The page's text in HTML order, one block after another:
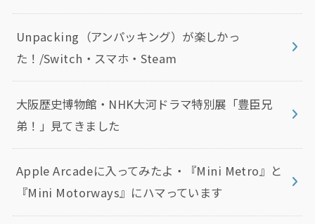
Unpacking（アンパッキング）が楽しかっ
た！/Switch・スマホ・Steam
大阪歴史博物館・NHK大河ドラマ特別展「豊臣兄
弟！」見てきました
Apple Arcadeに入ってみたよ・『Mini Metro』と
『Mini Motorways』にハマっています